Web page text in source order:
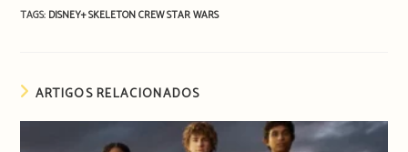
TAGS: DISNEY+SKELETON CREWSTAR WARS
ARTIGOS RELACIONADOS